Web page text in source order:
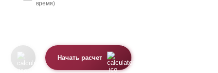
время)
Начать расчет